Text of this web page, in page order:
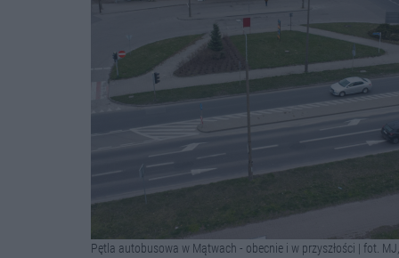
Pętla autobusowa w Mątwach - obecnie i w przyszłości | fot.